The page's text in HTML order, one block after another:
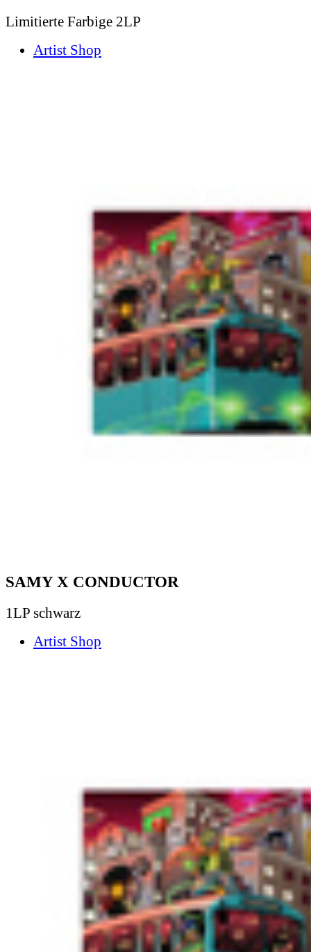
Limitierte Farbige 2LP
Artist Shop
SAMY X CONDUCTOR
1LP schwarz
Artist Shop